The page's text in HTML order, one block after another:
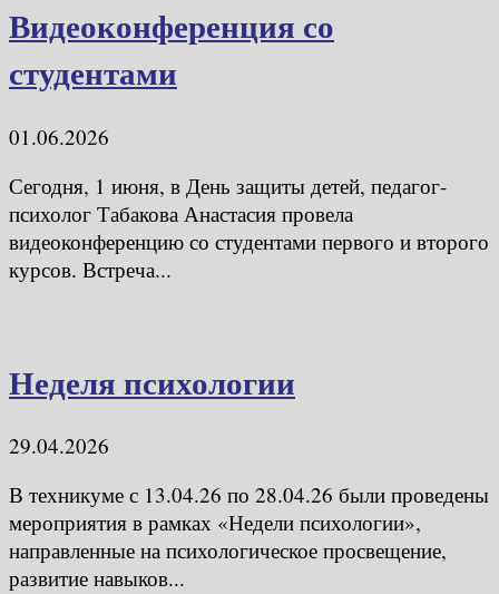
Видеоконференция со
студентами
01.06.2026
Сегодня, 1 июня, в День защиты детей, педагог-
психолог Табакова Анастасия провела
видеоконференцию со студентами первого и второго
курсов. Встреча...
Неделя психологии
29.04.2026
В техникуме с 13.04.26 по 28.04.26 были проведены
мероприятия в рамках «Недели психологии»,
направленные на психологическое просвещение,
развитие навыков...